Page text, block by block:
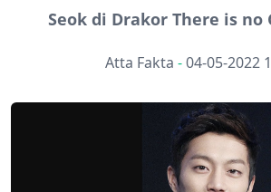
Seok di Drakor There is no
Atta Fakta -04-05-2022